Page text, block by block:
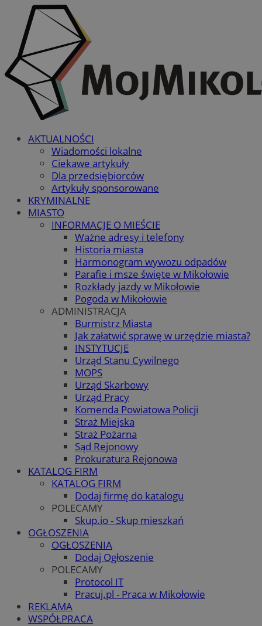
AKTUALNOŚCI
Wiadomości lokalne
Ciekawe artykuły
Dla przedsiębiorców
Artykuły sponsorowane
KRYMINALNE
MIASTO
INFORMACJE O MIEŚCIE
Ważne adresy i telefony
Historia miasta
Harmonogram wywozu odpadów
Parafie i msze święte w Mikołowie
Rozkłady jazdy w Mikołowie
Pogoda w Mikołowie
ADMINISTRACJA
Burmistrz Miasta
Jak załatwić sprawę w urzędzie miasta?
INSTYTUCJE
Urząd Stanu Cywilnego
MOPS
Urząd Skarbowy
Urząd Pracy
Komenda Powiatowa Policji
Straż Miejska
Straż Pożarna
Sąd Rejonowy
Prokuratura Rejonowa
KATALOG FIRM
KATALOG FIRM
Dodaj firmę do katalogu
POLECAMY
Skup.io - Skup mieszkań
OGŁOSZENIA
OGŁOSZENIA
Dodaj Ogłoszenie
POLECAMY
Protocol IT
Pracuj.pl - Praca w Mikołowie
REKLAMA
WSPÓŁPRACA